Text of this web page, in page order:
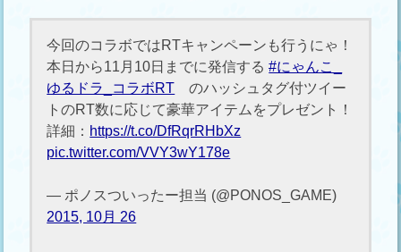
今回のコラボではRTキャンペーンも行うにゃ！
本日から11月10日までに発信する#にゃんこ_
ゆるドラ_コラボRT のハッシュタグ付ツイー
トのRT数に応じて豪華アイテムをプレゼント！
詳細： https://t.co/DfRqrRHbXz
pic.twitter.com/VVY3wY178e
— ポノスついったー担当 (@PONOS_GAME)
2015, 10月 26